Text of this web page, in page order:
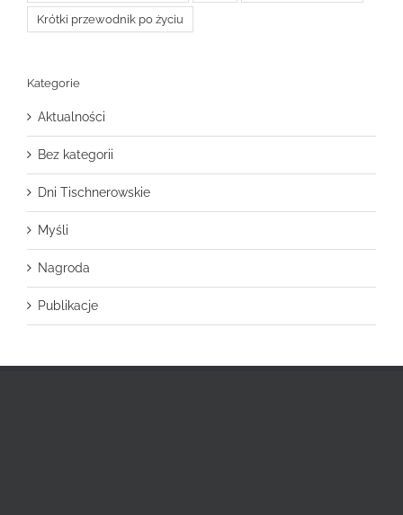
Krótki przewodnik po życiu
Kategorie
Aktualności
Bez kategorii
Dni Tischnerowskie
Myśli
Nagroda
Publikacje